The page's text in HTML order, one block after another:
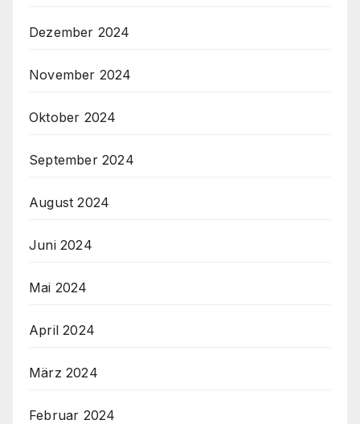
Dezember 2024
November 2024
Oktober 2024
September 2024
August 2024
Juni 2024
Mai 2024
April 2024
März 2024
Februar 2024